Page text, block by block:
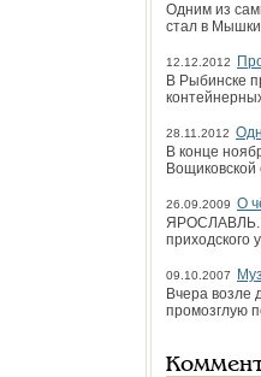
Одним из
стал в
12.12.2012
В Рыбинске
28.11.2012
В конце
26.09.2009 О
ЯРОСЛАВЛЬ.
приходского
09.10.2007
Вчера возле
промозглую